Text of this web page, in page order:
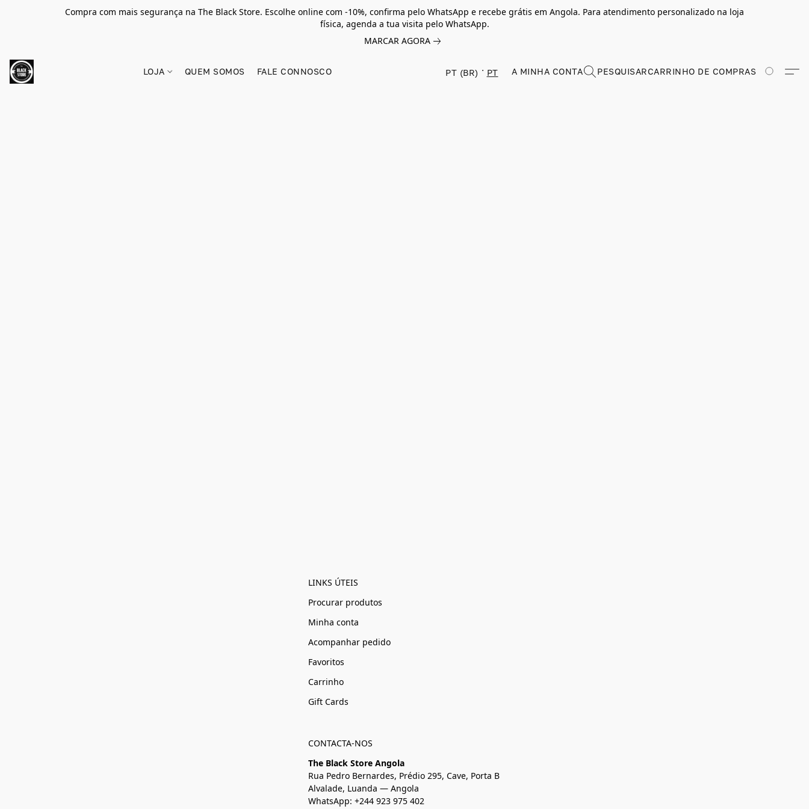
Compra com mais segurança na The Black Store. Escolhe online com -10%, confirma pelo WhatsApp e recebe grátis em Angola. Para atendimento personalizado na loja
física, agenda a tua visita pelo WhatsApp.
MARCAR AGORA
LOJA QUEM SOMOS FALE CONNOSCO PT (BR) PT A MINHA CONTA PESQUISARCARRINHO DE COMPRAS
LINKS ÚTEIS
Procurar produtos
Minha conta
Acompanhar pedido
Favoritos
Carrinho
Gift Cards
CONTACTA-NOS
The Black Store Angola
Rua Pedro Bernardes, Prédio 295, Cave, Porta B
Alvalade, Luanda — Angola
WhatsApp: +244 923 975 402